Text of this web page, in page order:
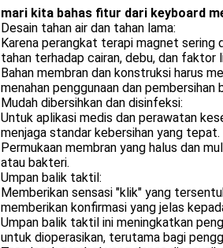
mari kita bahas fitur dari keyboard
Desain tahan air dan tahan lama:
Karena perangkat terapi magnet sering
tahan terhadap cairan, debu, dan faktor
Bahan membran dan konstruksi harus
menahan penggunaan dan pembersihan
Mudah dibersihkan dan disinfeksi:
Untuk aplikasi medis dan perawatan
menjaga standar kebersihan yang tepat.
Permukaan membran yang halus dan
atau bakteri.
Umpan balik taktil:
Memberikan sensasi "klik" yang
memberikan konfirmasi yang jelas
Umpan balik taktil ini meningkatkan
untuk dioperasikan, terutama bagi